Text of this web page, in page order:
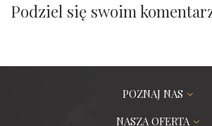
Podziel się swoim
POZNAJ NAS
NASZA OFERTA